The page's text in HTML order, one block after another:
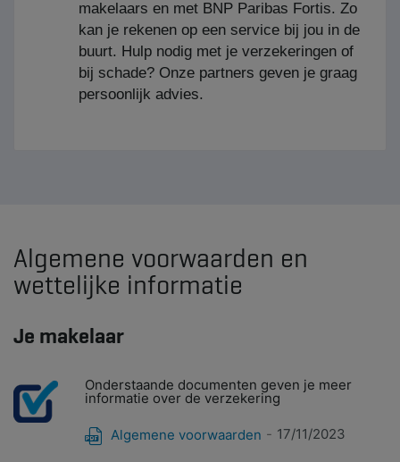
Algemene voorwaarden en
wettelijke informatie
Je makelaar
Onderstaande documenten geven je meer
informatie over de verzekering
Algemene voorwaarden 17/11/2023